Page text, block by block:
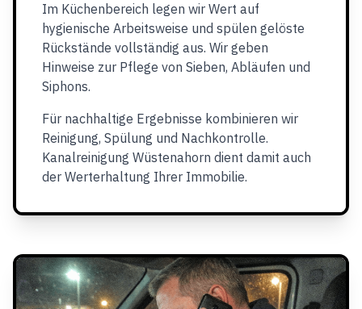
Im Küchenbereich legen wir Wert auf
hygienische Arbeitsweise und spülen gelöste
Rückstände vollständig aus. Wir geben
Hinweise zur Pflege von Sieben, Abläufen und
Siphons.
Für nachhaltige Ergebnisse kombinieren wir
Reinigung, Spülung und Nachkontrolle.
Kanalreinigung Wüstenahorn dient damit auch
der Werterhaltung Ihrer Immobilie.